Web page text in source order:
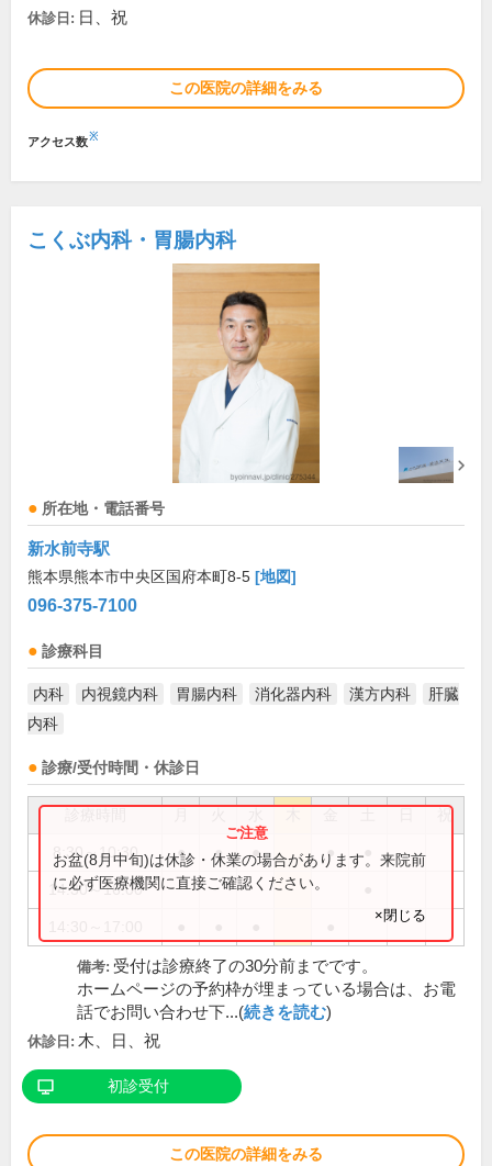
休診日: 日、祝
この医院の詳細をみる
アクセス数※
こくぶ内科・胃腸内科
所在地・電話番号
新水前寺駅
熊本県熊本市中央区国府本町8-5 [地図]
096-375-7100
診療科目
内科 内視鏡内科 胃腸内科 消化器内科 漢方内科
肝臓
内科
診療/受付時間・休診日
祝
8:30～10:30 ● ● ● ●
14:30～16:00
お盆(8月中旬)は休診・休業の場合があります。来院前
に必ず医療機関に直接ご確認ください。
×閉じる
備考: 受付は診療終了の30分前までです。
ホームページの予約枠が埋まっている場合は、お電
話でお問い合わせ下...(続きを読む)
休診日: 木、日、祝
初診受付
この医院の詳細をみる